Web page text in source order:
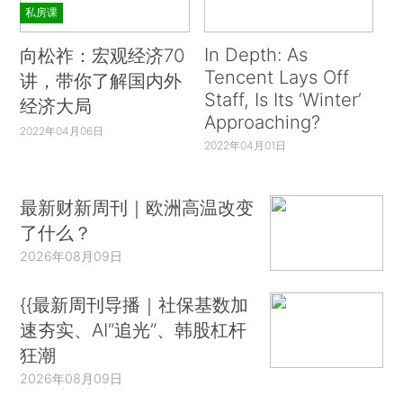
私房课
向松祚：宏观经济70
讲，带你了解国内外
经济大局
2022年04月06日
In Depth: As
Tencent Lays Off
Staff, Is Its ‘Winter’
Approaching?
2022年04月01日
最新财新周刊｜欧洲高温改变
了什么？
2026年08月09日
{{最新周刊导播｜社保基数加
速夯实、AI“追光”、韩股杠杆
狂潮
2026年08月09日